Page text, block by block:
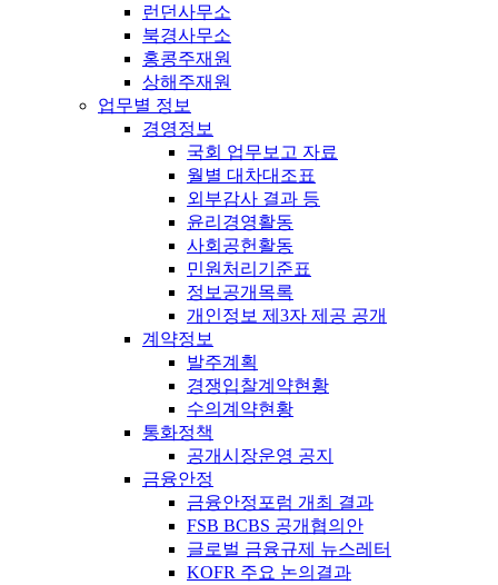
런던사무소
북경사무소
홍콩주재원
상해주재원
업무별 정보
경영정보
국회 업무보고 자료
월별 대차대조표
외부감사 결과 등
윤리경영활동
사회공헌활동
민원처리기준표
정보공개목록
개인정보 제3자 제공 공개
계약정보
발주계획
경쟁입찰계약현황
수의계약현황
통화정책
공개시장운영 공지
금융안정
금융안정포럼 개최 결과
FSB BCBS 공개협의안
글로벌 금융규제 뉴스레터
KOFR 주요 논의결과